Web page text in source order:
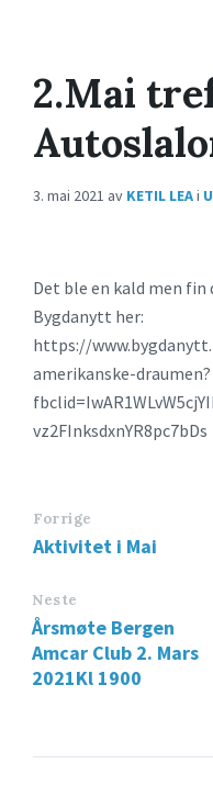
2.Mai
3. mai 2021 av KETIL LEAi
Det ble en kald men
Bygdanytt her:
https://
amerikanske-draumen?
vz2FInksdxnYR8pc7bDs
Forrige
Aktivitet i Mai
Neste
Årsmøte Bergen
Amcar Club 2. Mars
2021Kl 1900